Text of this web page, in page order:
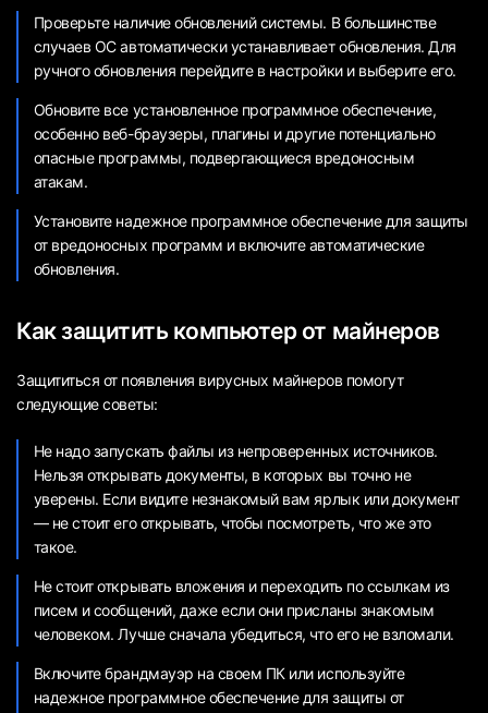
Проверьте наличие обновлений системы. В большинстве
случаев ОС автоматически устанавливает обновления. Для
ручного обновления перейдите в настройки и выберите его.
Обновите все установленное программное обеспечение,
особенно веб-браузеры, плагины и другие потенциально
опасные программы, подвергающиеся вредоносным
атакам.
Установите надежное программное обеспечение для защиты
от вредоносных программ и включите автоматические
обновления.
Как защитить компьютер от майнеров
Защититься от появления вирусных майнеров помогут
следующие советы:
Не надо запускать файлы из непроверенных источников.
Нельзя открывать документы, в которых вы точно не
уверены. Если видите незнакомый вам ярлык или документ
— не стоит его открывать, чтобы посмотреть, что же это
такое.
Не стоит открывать вложения и переходить по ссылкам из
писем и сообщений, даже если они присланы знакомым
человеком. Лучше сначала убедиться, что его не взломали.
Включите брандмауэр на своем ПК или используйте
надежное программное обеспечение для защиты от